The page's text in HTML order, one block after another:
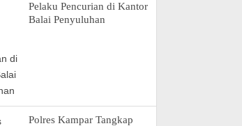
Pelaku Pencurian di Kantor
Balai Penyuluhan
Polres Kampar Tangkap